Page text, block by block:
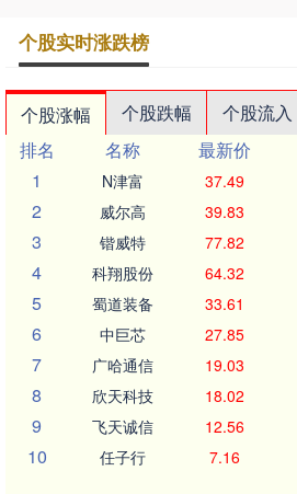
个股实时涨跌榜
个股涨幅 个股跌幅 个股流入
排名
名称 最新价
1
N津富 37.49
2 威尔高 39.83
3 锴威特 77.82
4 科翔股份 64.32
5 蜀道装备 33.61
6 中巨芯 27.85
7 广哈通信 19.03
8 欣天科技 18.02
9 飞天诚信 12.56
10 任子行 7.16